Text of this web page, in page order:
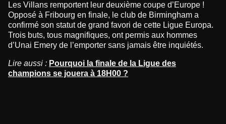
Les Villans remportent leur deuxième coupe d’Europe !
Opposé à Fribourg en finale, le club de Birmingham a
confirmé son statut de grand favori de cette Ligue Europa.
Trois buts, tous magnifiques, ont permis aux hommes
d’Unai Emery de l’emporter sans jamais être inquiétés.
Lire aussi : Pourquoi la finale de la Ligue des
champions se jouera à 18H00 ?